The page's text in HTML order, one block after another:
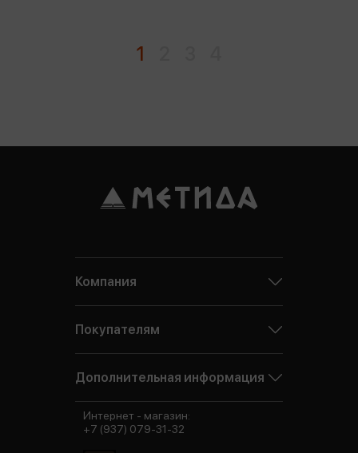
1
Компания
Покупателям
Дополнительная информация
Интернет - магазин:
+7 (937) 079-31-32